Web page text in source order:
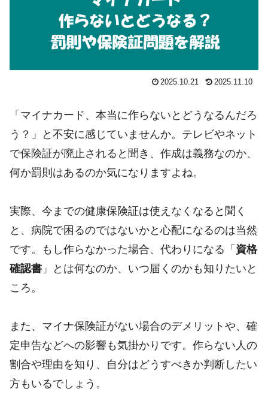
2025.10.21 2025.11.10
「マイナカード、本当に作らないとどうなるんだろ
う？」と不安に感じていませんか。テレビやネット
で保険証が廃止されると聞き、作成は義務なのか、
何か罰則はあるのか気になりますよね。
実際、今までの健康保険証は使えなくなると聞く
と、病院で困るのではないかと心配になるのは当然
です。もし作らなかった場合、代わりになる「 資格
確認書 」とは何なのか、いつ届くのかも知りたいと
ころ。
また、マイナ保険証がない場合のデメリットや、確
定申告などへの影響も気掛かりです。作らない人の
割合や理由を知り、自分はどうすべきか判断したい
方もいるでしょう。